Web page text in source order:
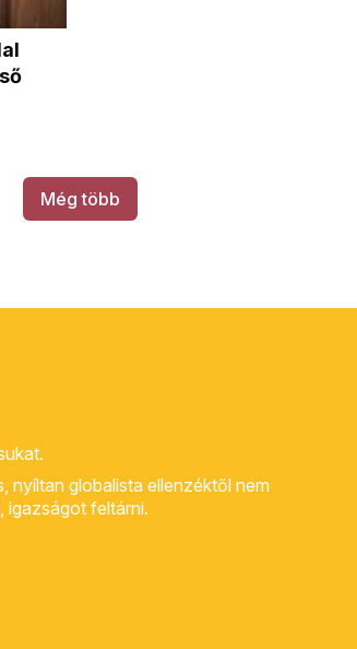
Még több
nyíltan globalista ellenzéktől nem
igazságot feltárni.